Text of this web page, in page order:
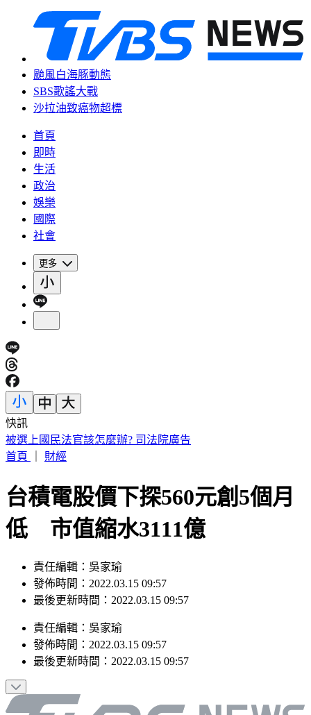
颱風白海豚動態
SBS歌謠大戰
沙拉油致癌物超標
首頁
即時
生活
政治
娛樂
國際
社會
更多
快訊
「觀汝似有瘋症」雍正硃批爆紅 故宮最狂文創貼紙曝
首頁
財經
台積電股價下探560元創5個月
低 市值縮水3111億
責任編輯：吳家瑜
發佈時間：2022.03.15 09:57
最後更新時間：2022.03.15 09:57
責任編輯 ： 吳家瑜
發佈時間： 2022.03.15 09:57
最後更新時間： 2022.03.15 09:57